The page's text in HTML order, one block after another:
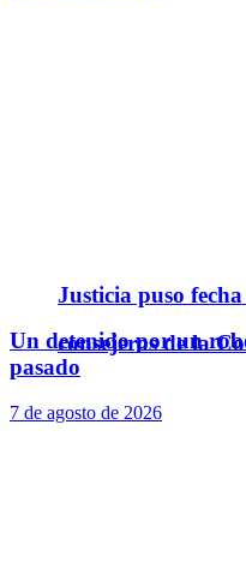
Justicia puso
consejeros de la
Un detenido por un
pasado
7 de agosto de 2026